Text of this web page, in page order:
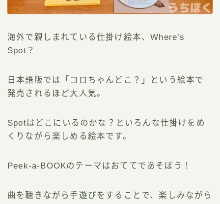
海外で親しまれている仕掛け絵本、Where’s
Spot？
日本語版では「コロちゃんどこ？」という絵本で
発売されるほど大人気。
Spotはどこにいるのかな？といろんな仕掛けをめ
くりながら楽しめる絵本です。
Peek-a-BOOKのテーマはおててであそぼう！
曲を聴きながら手遊びをすることで、楽しみながら